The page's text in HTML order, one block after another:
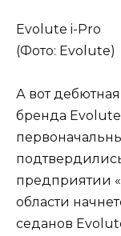
Evolute i-Pro
(Фото: Evolute)
А вот
бренда
предприятии
области
седанов